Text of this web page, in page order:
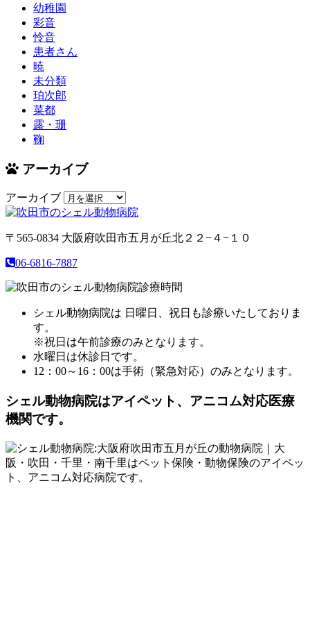
幼稚園
彩音
怜音
患者さん
暁
未分類
珀次郎
菜都
露・珊
鞠
アーカイブ
アーカイブ
〒565-0834 大阪府吹田市五月が丘北２２−４−１０
06-6816-7887
シェル動物病院は 日曜日、祝日も診療いたしておりま
す。
※祝日は午前診療のみとなります。
水曜日は休診日です。
12：00～16：00は手術（緊急対応）のみとなります。
シェル動物病院はアイペット、アニコム対応医療
機関です。